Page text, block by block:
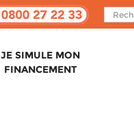
JE SIMULE MON
FINANCEMENT